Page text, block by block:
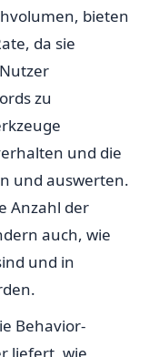
bieten
da sie
zu
und die
und auswerten.
Anzahl der
auch, wie
und in
Behavior-